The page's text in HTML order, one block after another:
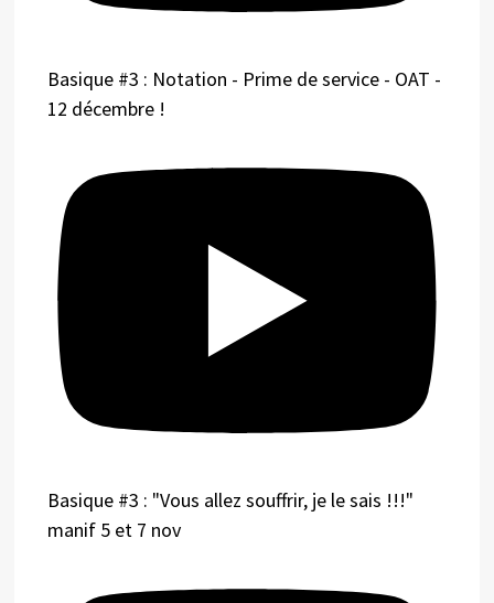
Basique #3 : Notation - Prime de service - OAT -
12 décembre !
Basique #3 : "Vous allez souffrir, je le sais !!!"
manif 5 et 7 nov